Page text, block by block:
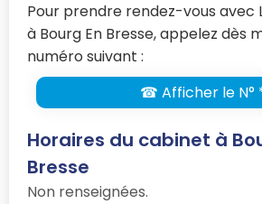
Pour prendre rendez-vous avec
à Bourg En Bresse, appelez dès
numéro suivant :
☎ Afficher le N°
Horaires du cabinet à
Bresse
Non renseignées.